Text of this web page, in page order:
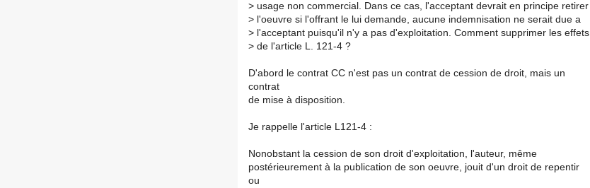
> usage non commercial. Dans ce cas, l'acceptant devrait en principe retirer
> l'oeuvre si l'offrant le lui demande, aucune indemnisation ne serait due a
> l'acceptant puisqu'il n'y a pas d'exploitation. Comment supprimer les effets
> de l'article L. 121-4 ?
D'abord le contrat CC n'est pas un contrat de cession de droit, mais un
contrat
de mise à disposition.
Je rappelle l'article L121-4 :
Nonobstant la cession de son droit d'exploitation, l'auteur, même
postérieurement à la publication de son oeuvre, jouit d'un droit de repentir
ou